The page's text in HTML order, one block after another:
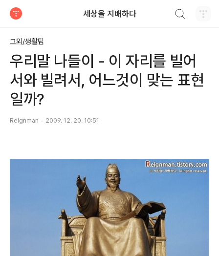
세상을 지배하다
그외/생활팁
우리말 나들이 - 이 자리를 빌어
서와 빌려서, 어느것이 맞는 표현
일까?
Reignman 2009. 12. 20. 10:51